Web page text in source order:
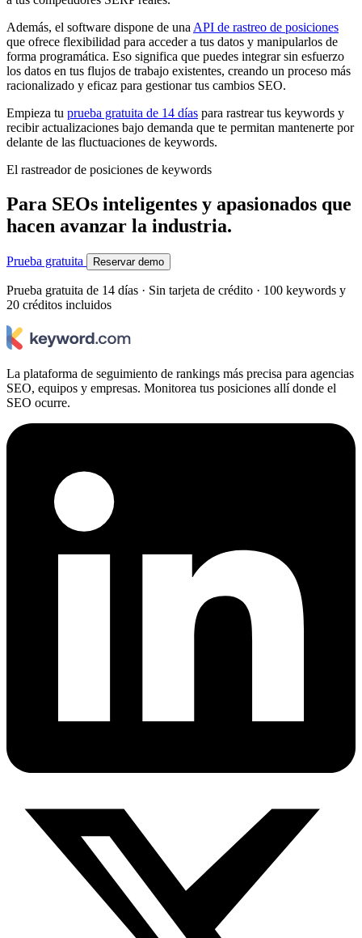
Además, el software dispone de una API de rastreo de posiciones
que ofrece flexibilidad para acceder a tus datos y manipularlos de
forma programática. Eso significa que puedes integrar sin esfuerzo
los datos en tus flujos de trabajo existentes, creando un proceso más
racionalizado y eficaz para gestionar tus cambios SEO.
Empieza tu prueba gratuita de 14 días para rastrear tus keywords y
recibir actualizaciones bajo demanda que te permitan mantenerte por
delante de las fluctuaciones de keywords.
El rastreador de posiciones de keywords
Para SEOs inteligentes y apasionados que
hacen avanzar la industria.
Prueba gratuita Reservar demo
Prueba gratuita de 14 días · Sin tarjeta de crédito · 100 keywords y
20 créditos incluidos
La plataforma de seguimiento de rankings más precisa para agencias
SEO, equipos y empresas. Monitorea tus posiciones allí donde el
SEO ocurre.